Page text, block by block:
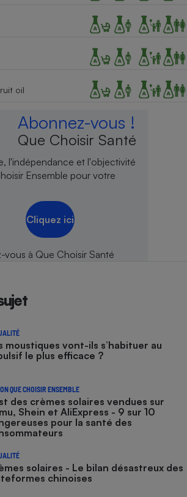
oil
Abonnez-vous !
Que Choisir Santé
l'indépendance et l'objectivité
Ensemble pour votre
Cliquez ici
moustiques vont-ils s’habituer au
le plus efficace ?
QUE CHOISIR ENSEMBLE
des crèmes solaires vendues sur
Shein et AliExpress - 9 sur 10
pour la santé des
solaires - Le bilan désastreux des
chinoises